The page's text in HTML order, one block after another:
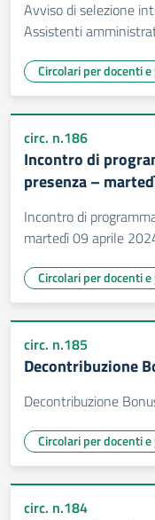
Avviso di selezione
Assistenti
Circolari per docenti e
circ. n.186
Incontro di
presenza –
Incontro di
martedì 09 aprile
Circolari per docenti e
circ. n.185
Decontribuzione
Decontribuzione
Circolari per docenti e
circ. n.184